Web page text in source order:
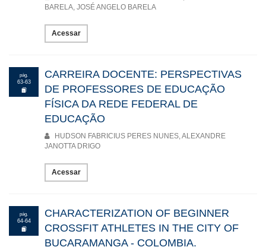
BARELA, JOSÉ ANGELO BARELA
Acessar
pág.
63-63
CARREIRA DOCENTE: PERSPECTIVAS
DE PROFESSORES DE EDUCAÇÃO
FÍSICA DA REDE FEDERAL DE
EDUCAÇÃO
HUDSON FABRICIUS PERES NUNES, ALEXANDRE
JANOTTA DRIGO
Acessar
pág.
64-64
CHARACTERIZATION OF BEGINNER
CROSSFIT ATHLETES IN THE CITY OF
BUCARAMANGA - COLOMBIA.